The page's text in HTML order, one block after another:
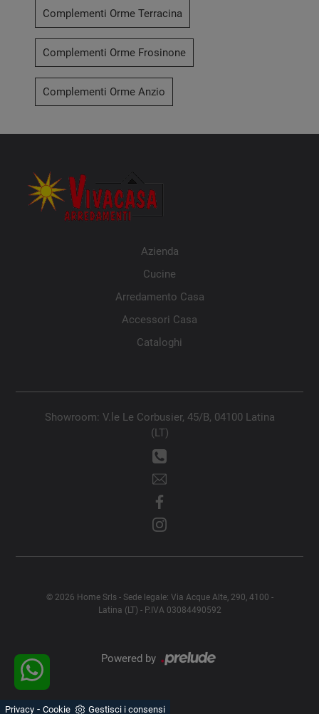
Complementi Orme Terracina
Complementi Orme Frosinone
Complementi Orme Anzio
Azienda
Cucine
Arredamento Casa
Accessori Casa
Cataloghi
Showroom: V.le Le Corbusier, 45/B, 04100 Latina
(LT)
© 2026 Home Srls - Sede legale: Via Acque Alte, 290, 4100 -
Latina (LT) - P.IVA 03084490592
Powered by
Privacy - Cookie Gestisci i consensi